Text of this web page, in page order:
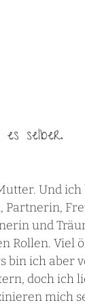
selber.
Und
und
Rollen. Viel
ich aber
doch ich
mich